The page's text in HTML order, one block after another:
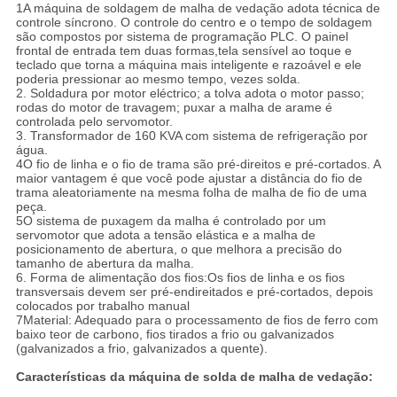
1A máquina de soldagem de malha de vedação adota técnica de
controle síncrono. O controle do centro e o tempo de soldagem
são compostos por sistema de programação PLC. O painel
frontal de entrada tem duas formas,tela sensível ao toque e
teclado que torna a máquina mais inteligente e razoável e ele
poderia pressionar ao mesmo tempo, vezes solda.
2. Soldadura por motor eléctrico; a tolva adota o motor passo;
rodas do motor de travagem; puxar a malha de arame é
controlada pelo servomotor.
3. Transformador de 160 KVA com sistema de refrigeração por
água.
4O fio de linha e o fio de trama são pré-direitos e pré-cortados. A
maior vantagem é que você pode ajustar a distância do fio de
trama aleatoriamente na mesma folha de malha de fio de uma
peça.
5O sistema de puxagem da malha é controlado por um
servomotor que adota a tensão elástica e a malha de
posicionamento de abertura, o que melhora a precisão do
tamanho de abertura da malha.
6. Forma de alimentação dos fios:Os fios de linha e os fios
transversais devem ser pré-endireitados e pré-cortados, depois
colocados por trabalho manual
7Material: Adequado para o processamento de fios de ferro com
baixo teor de carbono, fios tirados a frio ou galvanizados
(galvanizados a frio, galvanizados a quente).
Características da máquina de solda de malha de vedação: